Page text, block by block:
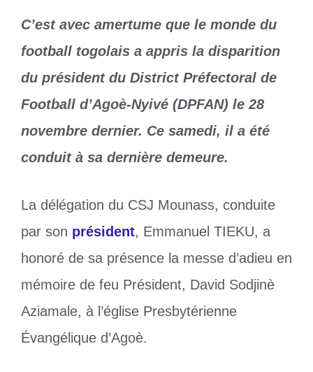
C’est avec amertume que le monde du
football togolais a appris la disparition
du président du District Préfectoral de
Football d’Agoè-Nyivé (DPFAN) le 28
novembre dernier. Ce samedi, il a été
conduit à sa dernière demeure.
La délégation du CSJ Mounass, conduite
par son président, Emmanuel TIEKU, a
honoré de sa présence la messe d’adieu en
mémoire de feu Président, David Sodjinè
Aziamale, à l’église Presbytérienne
Évangélique d’Agoè.